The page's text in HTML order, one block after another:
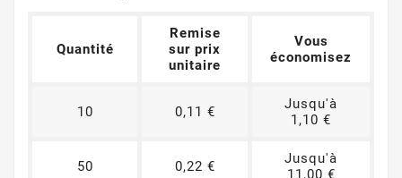
Quantité
Remise
sur prix
unitaire
Vous
économisez
10 0,11 €
Jusqu'à
1,10 €
50 0,22 €
Jusqu'à
11,00 €